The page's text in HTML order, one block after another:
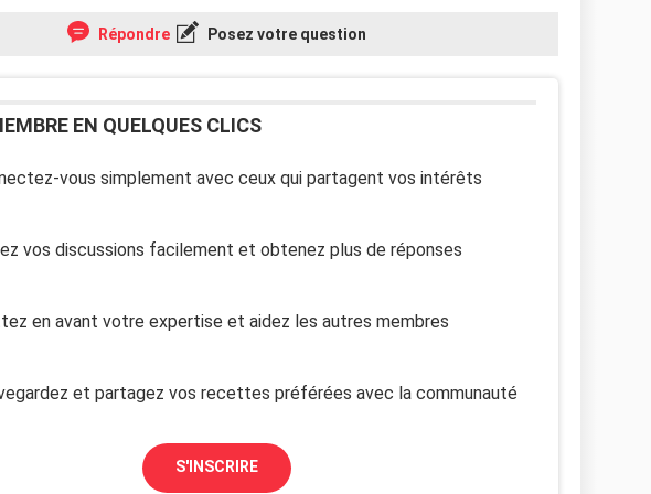
partager une chambre avec 5 filles de ma classe va être une torture.
A juste titre. Une des filles de ma classe me pousse à bout un beau
et descendent. Je me retrouve seule avec la dernière, qui continue à
pour prendre mon petit-déjeuner. Je savais que cela allait
classe, s'en prend à moi un autre matin dans les douches. Je n'ai pu me
donc je fonce à toute vitesse sur les pistes. Je fonce sur les
bien que je sois attachante mais que mon comportement laisse à
Répondre Posez votre question
EN QUELQUES CLICS
vous simplement avec ceux qui partagent vos intérêts
vos discussions facilement et obtenez plus de réponses
en avant votre expertise et aidez les autres membres
et partagez vos recettes préférées avec la communauté
S'INSCRIRE